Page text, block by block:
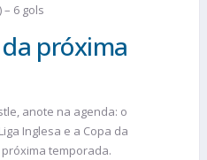
– 6 gols
próxima
anote na agenda: o
Inglesa e a Copa da
temporada.